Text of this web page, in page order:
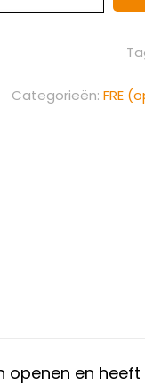
Categorieën:FRE
openen en